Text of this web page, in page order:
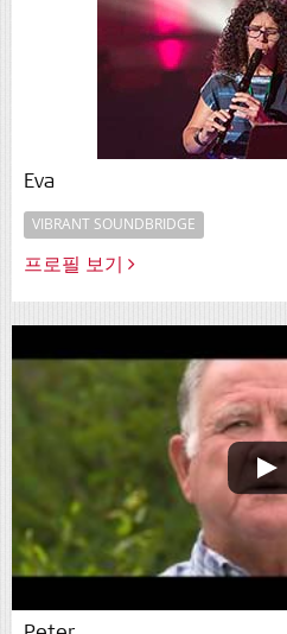
Eva
VIBRANT SOUNDBRIDGE
프로필 보기